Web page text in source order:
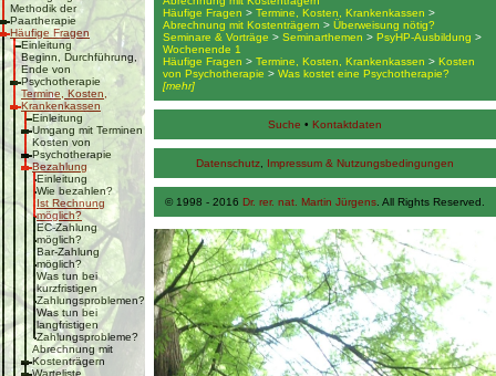
Methodik der
Paartherapie
Häufige Fragen
Einleitung
Beginn, Durchführung,
Ende von
Psychotherapie
Termine, Kosten,
Krankenkassen
Einleitung
Umgang mit Terminen
Kosten von
Psychotherapie
Bezahlung
Einleitung
Wie bezahlen?
Ist Rechnung
möglich?
EC-Zahlung
möglich?
Bar-Zahlung
möglich?
Was tun bei
kurzfristigen
Zahlungsproblemen?
Was tun bei
langfristigen
Zahlungsprobleme?
Abrechnung mit
Kostenträgern
Warteliste
Häufige Fragen > Termine, Kosten, Krankenkassen >
Abrechnung mit Kostenträgern > Überweisung nötig?
Seminare & Vorträge > Seminarthemen > PsyHP-Ausbildung >
Wochenende 1
Häufige Fragen > Termine, Kosten, Krankenkassen > Kosten
von Psychotherapie > Was kostet eine Psychotherapie?
[mehr]
Suche • Kontaktdaten
Datenschutz Impressum & Nutzungsbedingungen
© 1998 - 2016 Dr. rer. nat. Martin Jürgens . All Rights Reserved.